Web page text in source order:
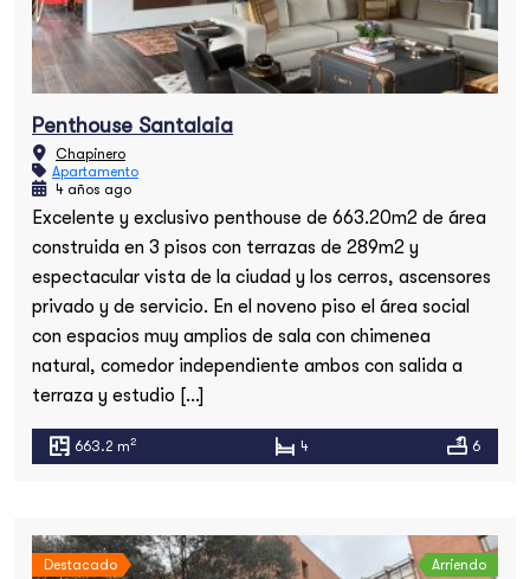
Penthouse Santalaia
Chapinero
Apartamento
4 años ago
Excelente y exclusivo penthouse de 663.20m2 de área
construida en 3 pisos con terrazas de 289m2 y
espectacular vista de la ciudad y los cerros, ascensores
privado y de servicio. En el noveno piso el área social
con espacios muy amplios de sala con chimenea
natural, comedor independiente ambos con salida a
terraza y estudio […]
663.2 m2 4 6
Destacado Arriendo